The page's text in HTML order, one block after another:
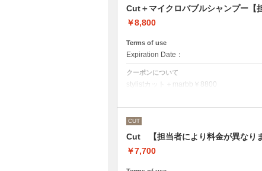
Cut＋マイクロバブルシャンプー【
￥8,800
Terms of use
Expiration Date：
クーポンについて
stylistカット＋marbb￥8800
魔法のバブルmarbbを使ったカット＆シャ
シャンプースタイリング代が含まれており
CUT
Cut 【担当者により料金が異なり
￥7,700